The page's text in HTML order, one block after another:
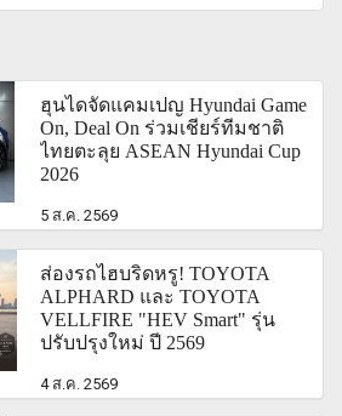
ฮุนไดจัดแคมเปญ Hyundai Game
On, Deal On ร่วมเชียร์ทีมชาติ
ไทยตะลุย ASEAN Hyundai Cup
2026
5 ส.ค. 2569
ส่องรถไฮบริดหรู! TOYOTA
ALPHARD และ TOYOTA
VELLFIRE "HEV Smart" รุ่น
ปรับปรุงใหม่ ปี 2569
4 ส.ค. 2569